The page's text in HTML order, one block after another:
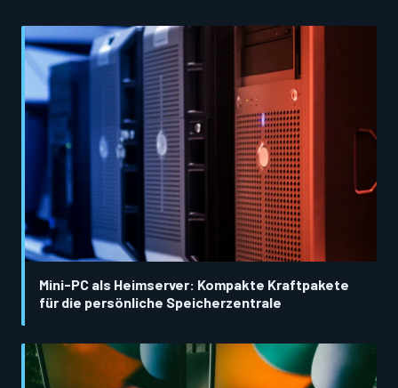
Mini-PC als Heimserver: Kompakte Kraftpakete
für die persönliche Speicherzentrale